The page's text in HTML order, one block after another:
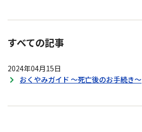
すべての記事
2024年04月15日
おくやみガイド ～死亡後のお手続き～